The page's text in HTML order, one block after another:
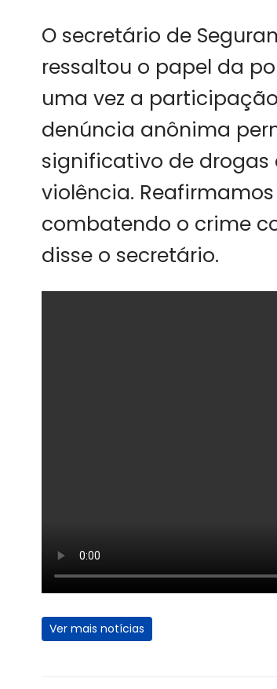
O secretário de
ressaltou o papel da
uma vez a
denúncia anônima
significativo de
violência.
combatendo o crime
disse o secretário.
Ver mais notícias